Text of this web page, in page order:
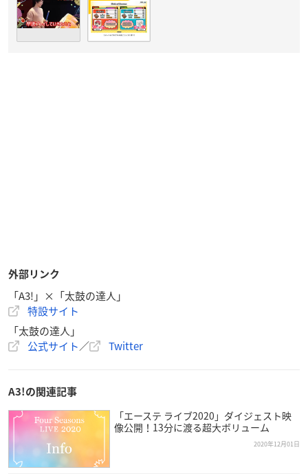
外部リンク
「A3!」×「太鼓の達人」
特設サイト
「太鼓の達人」
公式サイト／ Twitter
A3!の関連記事
「エーステ ライブ2020」ダイジェスト映
像公開！13分に渡る超大ボリューム
2020年12月01日